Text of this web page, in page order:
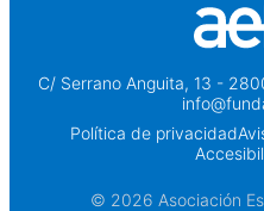
C/ Serrano Anguita, 13 -
Política de privacidad
© 2026 Asociación